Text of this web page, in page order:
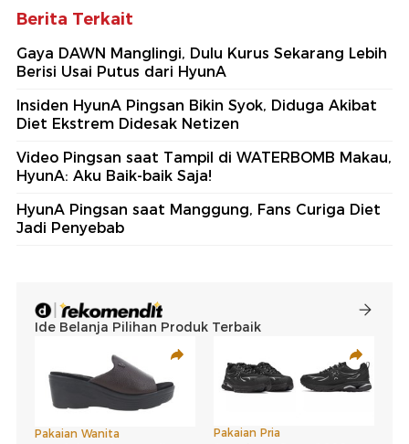
Berita Terkait
Gaya DAWN Manglingi, Dulu Kurus Sekarang Lebih
Berisi Usai Putus dari HyunA
Insiden HyunA Pingsan Bikin Syok, Diduga Akibat
Diet Ekstrem Didesak Netizen
Video Pingsan saat Tampil di WATERBOMB Makau,
HyunA: Aku Baik-baik Saja!
HyunA Pingsan saat Manggung, Fans Curiga Diet
Jadi Penyebab